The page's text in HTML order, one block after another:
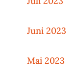
Juni 2023
Mai 2023